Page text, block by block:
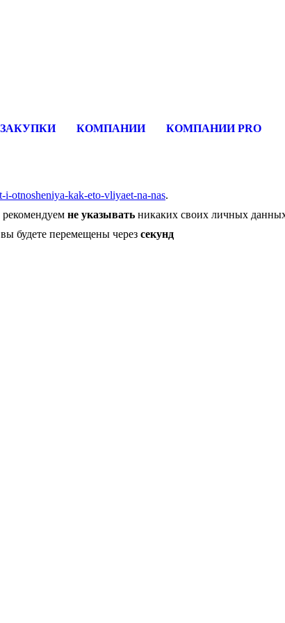
ЗАКУПКИ КОМПАНИИ КОМПАНИИ PRO
i-otnosheniya-kak-eto-vliyaet-na-nas.
рекомендуем не указывать никаких своих личных
будете перемещены через секунд